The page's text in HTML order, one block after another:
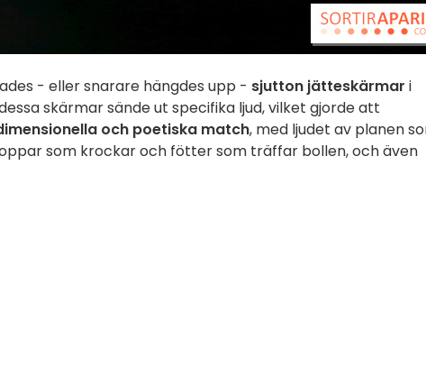
- eller snarare hängdes upp - sjutton jätteskärmar i
skärmar sände ut specifika ljud, vilket gjorde att
och poetiska match, med ljudet av planen
som krockar och fötter som träffar bollen, och även